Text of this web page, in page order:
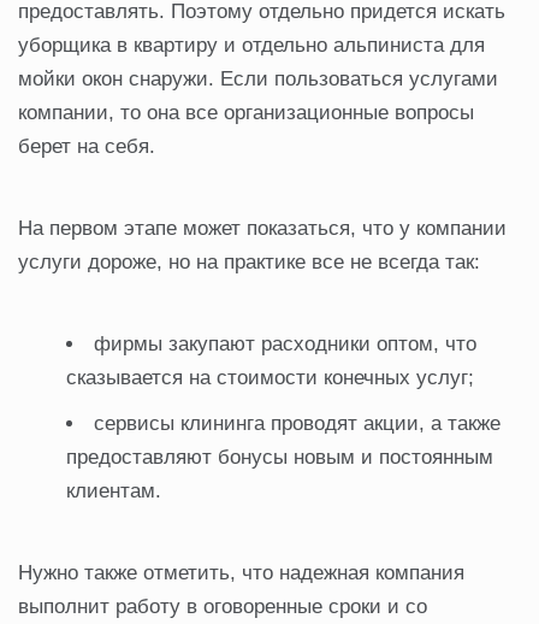
предоставлять. Поэтому отдельно придется искать
уборщика в квартиру и отдельно альпиниста для
мойки окон снаружи. Если пользоваться услугами
компании, то она все организационные вопросы
берет на себя.
На первом этапе может показаться, что у компании
услуги дороже, но на практике все не всегда так:
фирмы закупают расходники оптом, что
сказывается на стоимости конечных услуг;
сервисы клининга проводят акции, а также
предоставляют бонусы новым и постоянным
клиентам.
Нужно также отметить, что надежная компания
выполнит работу в оговоренные сроки и со